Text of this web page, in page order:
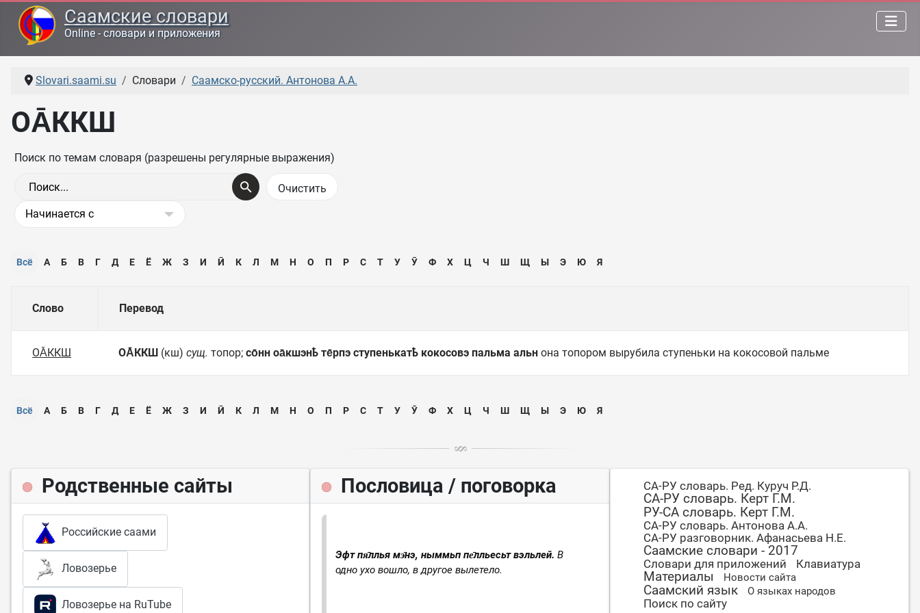
Саамские словари
Online - словари и приложения
Slovari.saami.su Словари Саамско-русский. Антонова А.А.
ОА̄ККШ
Поиск по темам словаря (разрешены регулярные выражения)
Всё А Б В Г Д Е Ё Ж З И Ӣ К Л М Н О П Р С Т У Ӯ Ф Х Ц Ч Ш Щ Ы Э Ю Я
Слово Перевод
ОА̄ККШ ОА̄ККШ (кш) сущ. топор; со̄нн оа̄кшэнҍ те̄рпэ ступенькатҍ кокосовэ пальма альн она топором вырубила ступеньки на кокосовой пальме
Всё А Б В Г Д Е Ё Ж З И Ӣ К Л М Н О П Р С Т У Ӯ Ф Х Ц Ч Ш Щ Ы Э Ю Я
Родственные сайты
Российские саами
Ловозерье
Ловозерье на RuTube
Пословица / поговорка
Эфт пя̄ллья мэ̄нэ, ныммьп пе̄лльесьт вэльлей. В
одно ухо вошло, в другое вылетело.
СА-РУ словарь. Ред. Куруч Р.Д.
СА-РУ словарь. Керт Г.М.
РУ-СА словарь. Керт Г.М.
СА-РУ словарь. Антонова А.А.
СА-РУ разговорник. Афанасьева Н.Е.
Саамские словари - 2017
Словари для приложений Клавиатура
Материалы Новости сайта
Саамский язык О языках народов
Поиск по сайту